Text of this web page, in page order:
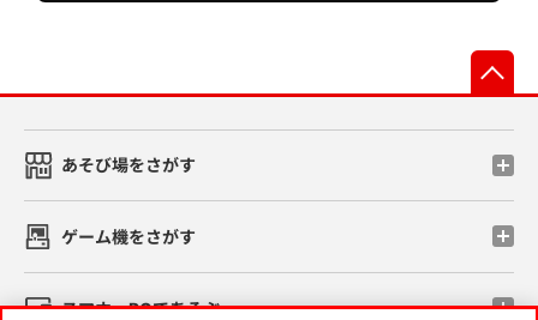
あそび場をさがす
ゲーム機をさがす
スマホ・PCであそぶ